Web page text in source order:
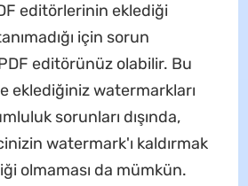
editörlerinin eklediği
için sorun
editörünüz olabilir. Bu
eklediğiniz watermarkları
sorunları dışında,
watermark'ı kaldırmak
olmaması da mümkün.